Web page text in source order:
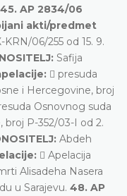
45. AP 2834/06
akti/predmet
06/255 od 15. 9.
Safija
 presuda
i Hercegovine, broj
Osnovnog suda
P-352/03-I od 2.
Abdeh
 Apelacija
Alisadeha Nasera
u Sarajevu. 48. AP